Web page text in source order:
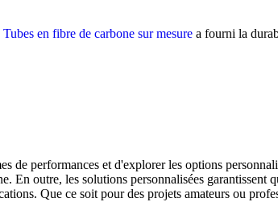
Tubes en fibre de carbone sur mesure a fourni la
de performances et d'explorer les options
outre, les solutions personnalisées garantissent
Que ce soit pour des projets amateurs ou